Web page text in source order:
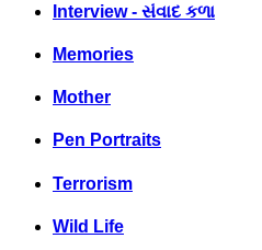
Interview - સંવાદ કળા
Memories
Mother
Pen Portraits
Terrorism
Wild Life